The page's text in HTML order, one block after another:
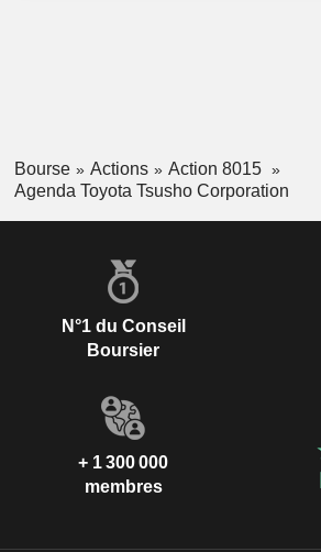
Bourse Actions
Action 8015
Agenda Toyota Tsusho Corporation
N°1 du Conseil
Boursier
+ 1 300 000
membres